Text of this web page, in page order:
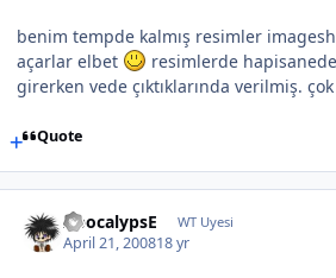
benim tempde kalmış resimler
açarlar elbet
resimlerde
girerken vede çıktıklarında verilmiş.
Quote
ApocalypsE WT Uyesi
April 21, 200818 yr